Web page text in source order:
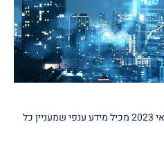
עלון מספר 20 המפורסם בחודש מאי 2023 מכיל מידע ענפי שמעניין כל